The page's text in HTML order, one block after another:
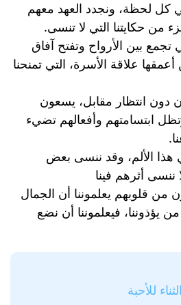
لحظة، ونجدد العهد معهم
من حكايتنا التي لا تنسى.
بين الأرواح وتفتح آفاق
علاقة الأسرة، التي تمنحنا
دون انتظار مقابل، يسعون
ابتسامتهم وأفعالهم تضيء
هذا الألم، وقد ننسى بعض
ننسى أثرهم فينا
من قلوبهم يعلموننا أن الجمال
يؤذوننا، فيعلموننا أن نضع
للأحبة